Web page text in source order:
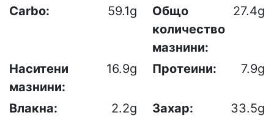
Carbo: 59.1g
Общо
количество
мазнини:
27.4g
Наситени
мазнини:
16.9g Протеини: 7.9g
Влакна: 2.2g Захар:
33.5g